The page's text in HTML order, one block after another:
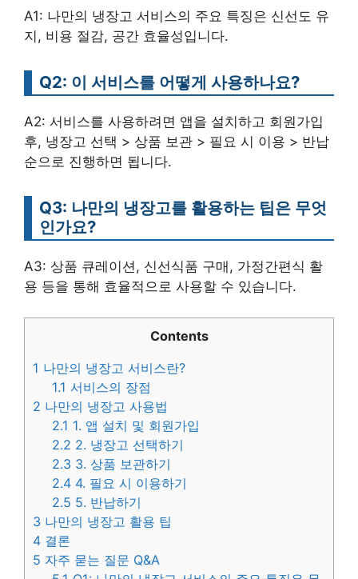
A1: 나만의 냉장고 서비스의 주요 특징은 신선도 유
지, 비용 절감, 공간 효율성입니다.
Q2: 이 서비스를 어떻게 사용하나요?
A2: 서비스를 사용하려면 앱을 설치하고 회원가입
후, 냉장고 선택 > 상품 보관 > 필요 시 이용 > 반납
순으로 진행하면 됩니다.
Q3: 나만의 냉장고를 활용하는 팁은 무엇
인가요?
A3: 상품 큐레이션, 신선식품 구매, 가정간편식 활
용 등을 통해 효율적으로 사용할 수 있습니다.
Contents
1 나만의 냉장고 서비스란?
1.1 서비스의 장점
2 나만의 냉장고 사용법
2.1 1. 앱 설치 및 회원가입
2.2 2. 냉장고 선택하기
2.3 3. 상품 보관하기
2.4 4. 필요 시 이용하기
2.5 5. 반납하기
3 나만의 냉장고 활용 팁
4 결론
5 자주 묻는 질문 Q&A